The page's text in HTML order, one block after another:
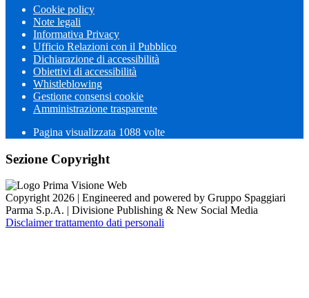
Cookie policy
Note legali
Informativa Privacy
Ufficio Relazioni con il Pubblico
Dichiarazione di accessibilità
Obiettivi di accessibilità
Whistleblowing
Gestione consensi cookie
Amministrazione trasparente
Pagina visualizzata 1088 volte
Sezione Copyright
Copyright 2026 | Engineered and powered by Gruppo Spaggiari
Parma S.p.A. | Divisione Publishing & New Social Media
Disclaimer trattamento dati personali